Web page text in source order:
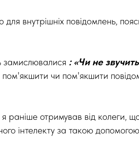
внутрішніх повідомлень,
: «Чи не
чи пом'якшити
раніше отримував від колеги,
інтелекту за такою